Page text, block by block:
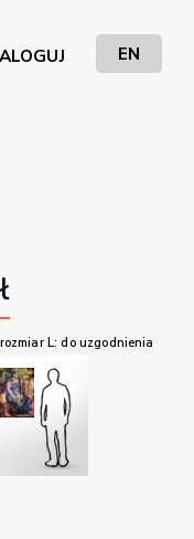
EN
rozmiar L: do uzgodnienia